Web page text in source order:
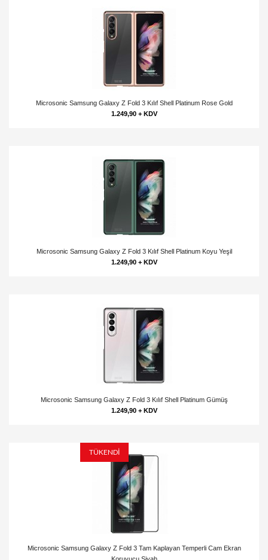
Microsonic Samsung Galaxy Z Fold 3 Kılıf Shell Platinum Rose Gold
1.249,90 + KDV
Microsonic Samsung Galaxy Z Fold 3 Kılıf Shell Platinum Koyu Yeşil
1.249,90 + KDV
Microsonic Samsung Galaxy Z Fold 3 Kılıf Shell Platinum Gümüş
1.249,90 + KDV
TÜKENDİ
Microsonic Samsung Galaxy Z Fold 3 Tam Kaplayan Temperli Cam Ekran